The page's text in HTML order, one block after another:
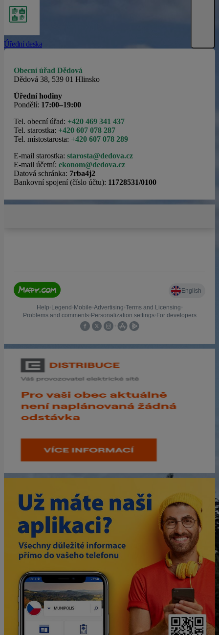
Úřední deska
Obecní úřad Dědová
Dědová 38, 539 01 Hlinsko
Úřední hodiny
Pondělí: 17:00–19:00
Tel. obecní úřad: +420 469 341 437
Tel. starostka: +420 607 078 287
Tel. místostarosta: +420 607 078 289
E-mail starostka: starosta@dedova.cz
E-mail účetní: ekonom@dedova.cz
Datová schránka: 7rba4j2
Bankovní spojení (číslo účtu): 11728531/0100